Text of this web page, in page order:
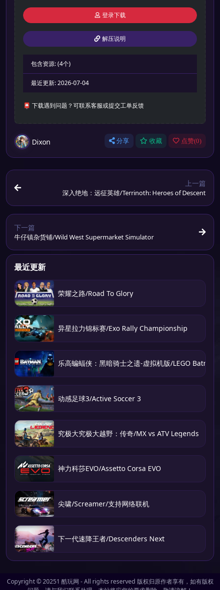
登录下载
解压说明
包含资源:(4个)
最近更新:2026-07-04
📮 下载遇到问题？可联系客服或提交工单反馈
Dixon 分享 收藏 点赞(0)
上一篇
深入绝地：远征英雄/Terrinoth: Heroes of Descent
下一篇
牛仔镇杂货铺/Wild West Supermarket Simulator
最近更新
荣耀之路/Road To Glory
异星拉力锦标赛/Exo Rally Championship
乐高蝙蝠侠：黑暗骑士之遗-虚拟机版/LEGO
动感足球3/Active Soccer 3
究极大究极大越野：传奇/MX vs ATV Legends
神力科莎EVO/Assetto Corsa EVO
尖啸/Screamer/支持网络联机
下一代速降王者/Descenders Next
Copyright © 20251 酷玩网 - All rights reserved 版权归原作者享有，如有版权